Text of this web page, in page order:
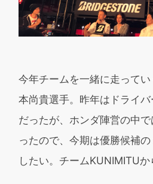
今年チームを一緒に走って
本尚貴選手。昨年はドライ
だったが、ホンダ陣営の中
ったので、今期は優勝候補
したい。チームKUNIMITUか